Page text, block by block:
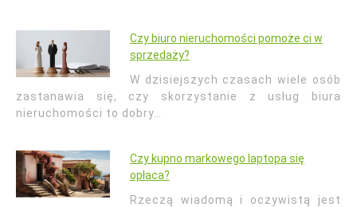
Czy biuro nieruchomości pomoże ci w
sprzedaży?
W dzisiejszych czasach wiele osób
zastanawia się, czy skorzystanie z usług biura
nieruchomości to dobry…
Czy kupno markowego laptopa się
opłaca?
Rzeczą wiadomą i oczywistą jest